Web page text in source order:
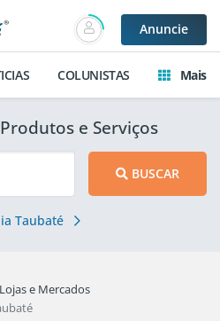
Anuncie
COLUNISTAS Mais
e Serviços
BUSCAR
Taubaté
Lojas e Mercados